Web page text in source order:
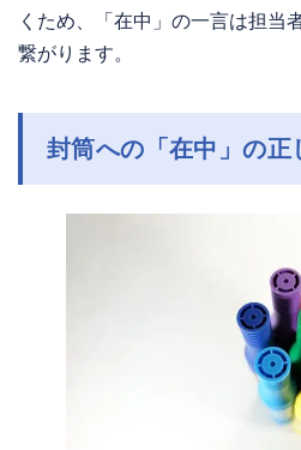
くため、「在中」の一言は担当
繋がります。
封筒への「在中」の正